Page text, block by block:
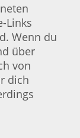
Links
Wenn du
über
von
dich